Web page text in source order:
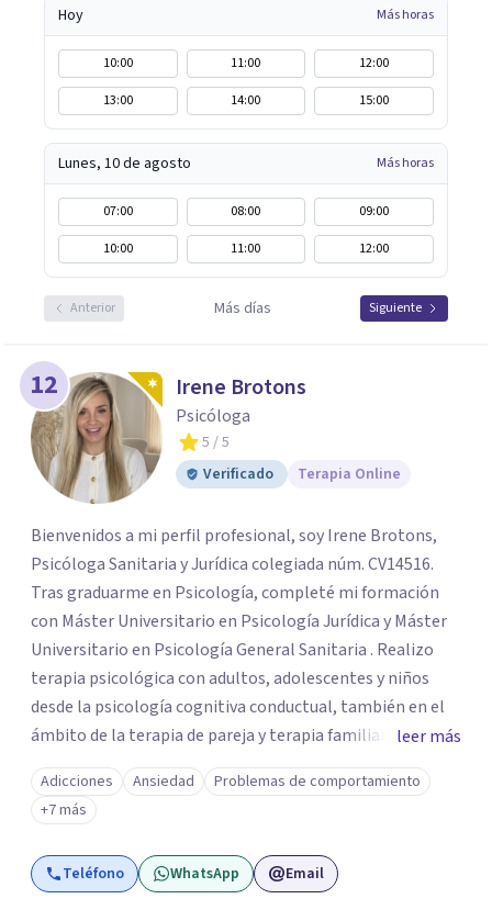
Hoy Más horas
10:00 11:00
12:00
13:00
14:00 15:00
Lunes, 10 de agosto Más horas
07:00 08:00
09:00
10:00
11:00 12:00
Anterior Más días Siguiente
12 Irene Brotons
Psicóloga
5 / 5
Verificado
Terapia Online
Bienvenidos a mi perfil profesional, soy Irene Brotons,
Psicóloga Sanitaria y Jurídica colegiada núm. CV14516.
Tras graduarme en Psicología, completé mi formación
con Máster Universitario en Psicología Jurídica y Máster
Universitario en Psicología General Sanitaria . Realizo
terapia psicológica con adultos, adolescentes y niños
desde la psicología cognitiva conductual, también en el
ámbito de la terapia de pareja y terapia familiar. Como
psicóloga jurídico forense, realizo informes periciales
psicológicos en el ámbito de familia, civil, penal y laboral.
Soy miembro del Listado Oficial de Psicólogos Forenses
del Colegio Oficial de Psicólogos de la Comunidad
Valencia (LOPF). Y realizo mi trabajo en CONECTA Centro
leer más
Adicciones Ansiedad
Problemas de comportamiento
+7 más
Teléfono WhatsApp Email